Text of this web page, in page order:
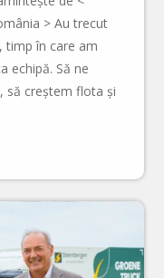
> Au trecut
timp în care am
echipă. Să ne
să creștem flota și